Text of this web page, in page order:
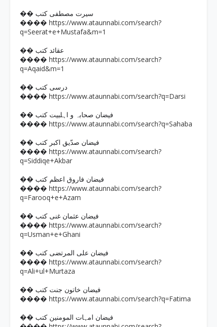
�� سیرت مصطفی کتب
���� https://www.ataunnabi.com/search?
q=Seerat+e+Mustafa&m=1
�� عقائد کتب
���� https://www.ataunnabi.com/search?
q=Aqaid&m=1
�� درسی کتب
���� https://www.ataunnabi.com/search?q=Darsi
�� فیضان صحابہ و اہلبیت کتب
���� https://www.ataunnabi.com/search?q=Sahaba
�� فیضان صدّیق اکبر کتب
���� https://www.ataunnabi.com/search?
q=Siddiqe+Akbar
�� فیضان فاروق اعظم کتب
���� https://www.ataunnabi.com/search?
q=Farooq+e+Azam
�� فیضان عثمان غنی کتب
���� https://www.ataunnabi.com/search?
q=Usman+e+Ghani
�� فیضان علی المرتضی کتب
���� https://www.ataunnabi.com/search?
q=Ali+ul+Murtaza
�� فیضان خاتون جنت کتب
���� https://www.ataunnabi.com/search?q=Fatima
�� فیضان امہات المومنین کتب